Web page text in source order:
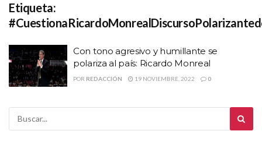
Etiqueta:
Con tono agresivo y humillante se
polariza al país: Ricardo Monreal
POR REDACCIÓN 19 NOVIEMBRE, 2022 0